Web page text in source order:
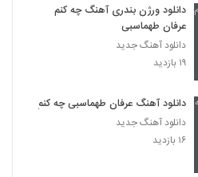
دانلود ورژن بندری آهنگ چه کنم
عرفان طهماسبی
دانلود آهنگ جدید
۱۹ بازدید
دانلود آهنگ عرفان طهماسبی چه کنم
دانلود آهنگ جدید
۱۶ بازدید